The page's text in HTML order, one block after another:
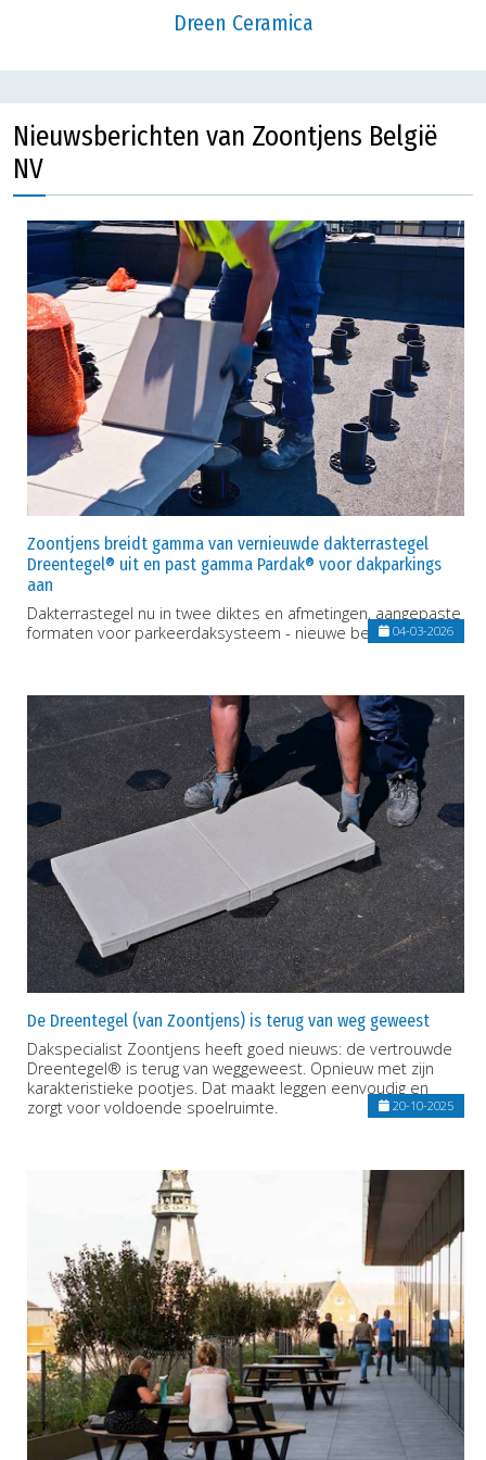
Dreen Ceramica
Nieuwsberichten van Zoontjens België
NV
Zoontjens breidt gamma van vernieuwde dakterrastegel
Dreentegel® uit en past gamma Pardak® voor dakparkings
aan
Dakterrastegel nu in twee diktes en afmetingen, aangepaste
formaten voor parkeerdaksysteem - nieuwe bestekteksten !
04-03-2026
De Dreentegel (van Zoontjens) is terug van weg geweest
Dakspecialist Zoontjens heeft goed nieuws: de vertrouwde
Dreentegel® is terug van weggeweest. Opnieuw met zijn
karakteristieke pootjes. Dat maakt leggen eenvoudig en
zorgt voor voldoende spoelruimte.
20-10-2025